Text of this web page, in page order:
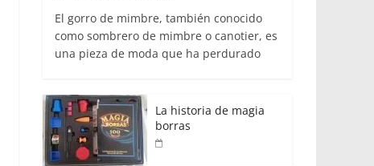
El gorro de mimbre, también conocido
como sombrero de mimbre o canotier, es
una pieza de moda que ha perdurado
La historia de magia
borras